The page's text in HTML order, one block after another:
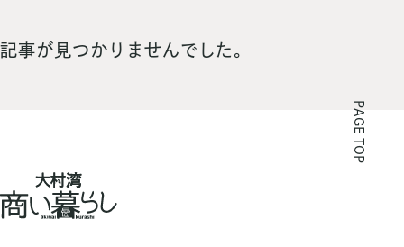
記事が見つかりませんでした。
PAGE TOP